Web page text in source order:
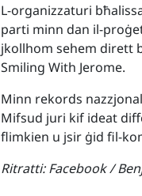
L-organizzaturi
parti minn dan il-
jkollhom sehem dirett
Smiling With Jerome.
Minn rekords
Mifsud juri kif ideat
flimkien u jsir ġid fil-
Ritratti: Facebook /